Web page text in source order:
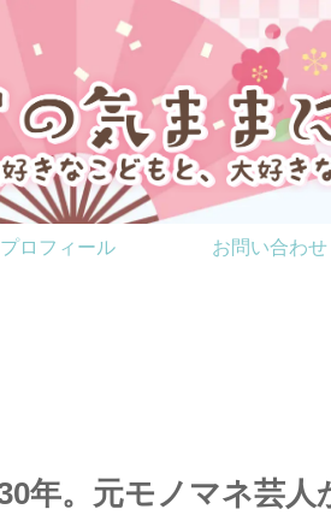
プロフィール お問い合わせ
年。元モノマネ芸人